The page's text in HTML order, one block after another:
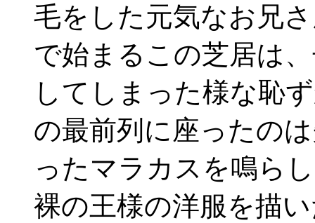
毛をした元気なお兄
で始まるこの芝居は
してしまった様な恥
の最前列に座ったの
ったマラカスを鳴ら
裸の王様の洋服を描